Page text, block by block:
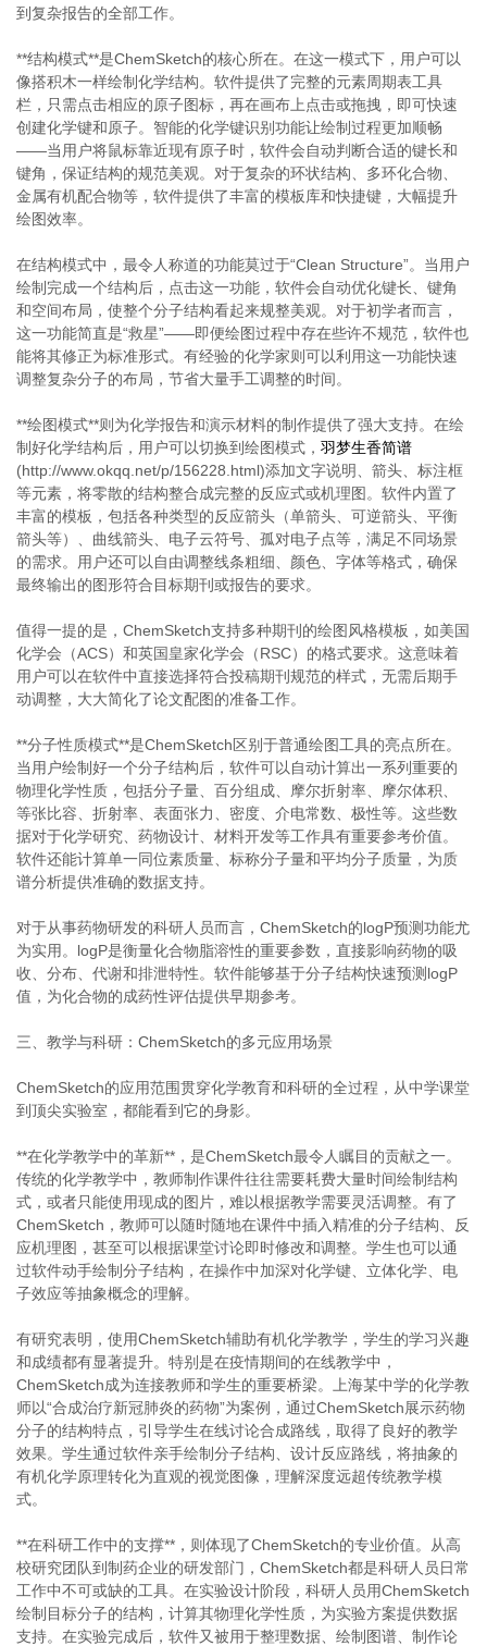
到复杂报告的全部工作。
**结构模式**是ChemSketch的核心所在。在这一模式下，用户可以
像搭积木一样绘制化学结构。软件提供了完整的元素周期表工具
栏，只需点击相应的原子图标，再在画布上点击或拖拽，即可快速
创建化学键和原子。智能的化学键识别功能让绘制过程更加顺畅
——当用户将鼠标靠近现有原子时，软件会自动判断合适的键长和
键角，保证结构的规范美观。对于复杂的环状结构、多环化合物、
金属有机配合物等，软件提供了丰富的模板库和快捷键，大幅提升
绘图效率。
在结构模式中，最令人称道的功能莫过于“Clean Structure”。当用户
绘制完成一个结构后，点击这一功能，软件会自动优化键长、键角
和空间布局，使整个分子结构看起来规整美观。对于初学者而言，
这一功能简直是“救星”——即便绘图过程中存在些许不规范，软件也
能将其修正为标准形式。有经验的化学家则可以利用这一功能快速
调整复杂分子的布局，节省大量手工调整的时间。
**绘图模式**则为化学报告和演示材料的制作提供了强大支持。在绘
制好化学结构后，用户可以切换到绘图模式， 羽梦生香简谱
(http://www.okqq.net/p/156228.html)添加文字说明、箭头、标注框
等元素，将零散的结构整合成完整的反应式或机理图。软件内置了
丰富的模板，包括各种类型的反应箭头（单箭头、可逆箭头、平衡
箭头等）、曲线箭头、电子云符号、孤对电子点等，满足不同场景
的需求。用户还可以自由调整线条粗细、颜色、字体等格式，确保
最终输出的图形符合目标期刊或报告的要求。
值得一提的是，ChemSketch支持多种期刊的绘图风格模板，如美国
化学会（ACS）和英国皇家化学会（RSC）的格式要求。这意味着
用户可以在软件中直接选择符合投稿期刊规范的样式，无需后期手
动调整，大大简化了论文配图的准备工作。
**分子性质模式**是ChemSketch区别于普通绘图工具的亮点所在。
当用户绘制好一个分子结构后，软件可以自动计算出一系列重要的
物理化学性质，包括分子量、百分组成、摩尔折射率、摩尔体积、
等张比容、折射率、表面张力、密度、介电常数、极性等。这些数
据对于化学研究、药物设计、材料开发等工作具有重要参考价值。
软件还能计算单一同位素质量、标称分子量和平均分子质量，为质
谱分析提供准确的数据支持。
对于从事药物研发的科研人员而言，ChemSketch的logP预测功能尤
为实用。logP是衡量化合物脂溶性的重要参数，直接影响药物的吸
收、分布、代谢和排泄特性。软件能够基于分子结构快速预测logP
值，为化合物的成药性评估提供早期参考。
三、教学与科研：ChemSketch的多元应用场景
ChemSketch的应用范围贯穿化学教育和科研的全过程，从中学课堂
到顶尖实验室，都能看到它的身影。
**在化学教学中的革新**，是ChemSketch最令人瞩目的贡献之一。
传统的化学教学中，教师制作课件往往需要耗费大量时间绘制结构
式，或者只能使用现成的图片，难以根据教学需要灵活调整。有了
ChemSketch，教师可以随时随地在课件中插入精准的分子结构、反
应机理图，甚至可以根据课堂讨论即时修改和调整。学生也可以通
过软件动手绘制分子结构，在操作中加深对化学键、立体化学、电
子效应等抽象概念的理解。
有研究表明，使用ChemSketch辅助有机化学教学，学生的学习兴趣
和成绩都有显著提升。特别是在疫情期间的在线教学中，
ChemSketch成为连接教师和学生的重要桥梁。上海某中学的化学教
师以“合成治疗新冠肺炎的药物”为案例，通过ChemSketch展示药物
分子的结构特点，引导学生在线讨论合成路线，取得了良好的教学
效果。学生通过软件亲手绘制分子结构、设计反应路线，将抽象的
有机化学原理转化为直观的视觉图像，理解深度远超传统教学模
式。
**在科研工作中的支撑**，则体现了ChemSketch的专业价值。从高
校研究团队到制药企业的研发部门，ChemSketch都是科研人员日常
工作中不可或缺的工具。在实验设计阶段，科研人员用ChemSketch
绘制目标分子的结构，计算其物理化学性质，为实验方案提供数据
支持。在实验完成后，软件又被用于整理数据、绘制图谱、制作论